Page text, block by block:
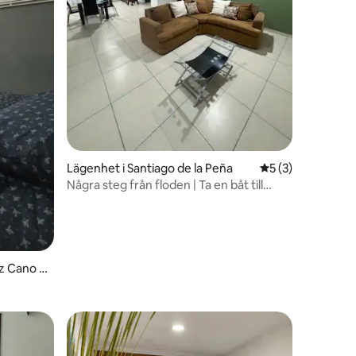
Cano C
Lägenhet i Santiago de la Peña 5 av 5 i
5 (3)
Några steg från floden | Ta en båt till